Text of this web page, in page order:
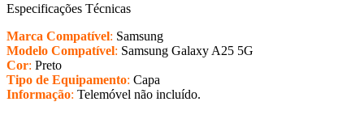
Especificações Técnicas
Marca Compatível: Samsung
Modelo Compatível: Samsung Galaxy A25 5G
Cor: Preto
Tipo de Equipamento: Capa
Informação: Telemóvel não incluído.